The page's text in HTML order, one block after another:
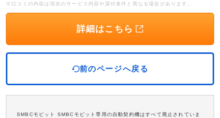
※口コミの内容は現在のサービス内容や貸付条件と異なる場合があります。
詳細はこちら
前のページへ戻る
SMBCモビット SMBCモビット専用の自動契約機はすべて廃止されていま